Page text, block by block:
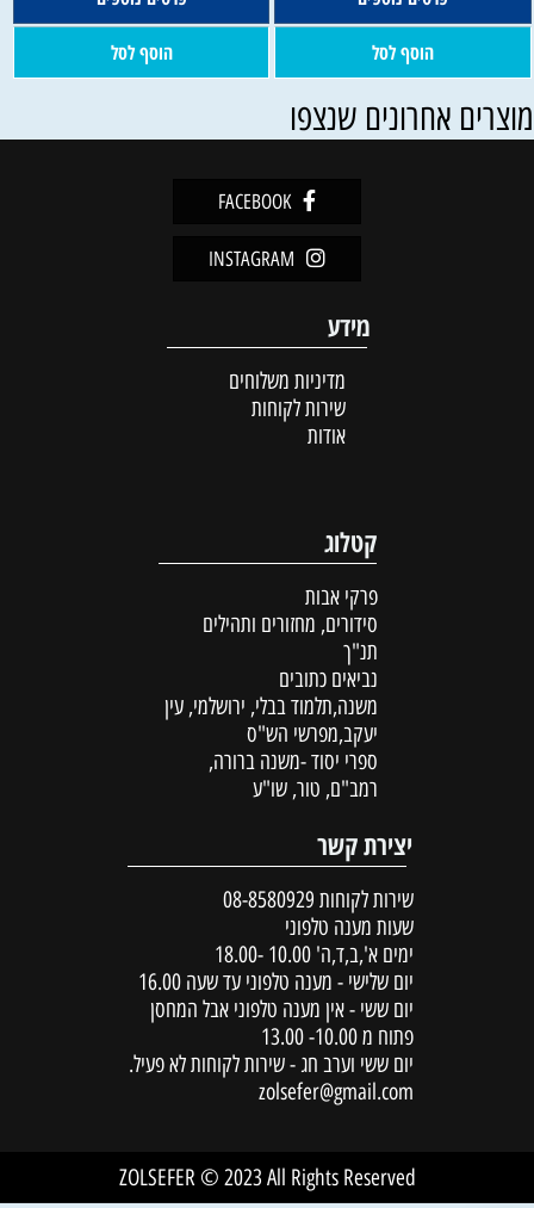
הוסף לסל הוסף לסל
אחרונים שנצפו
FACEBOOK
INSTAGRAM
מידע
מדיניות משלוחים
שירות לקוחות
אודות
קטלוג
פרקי אבות
סידורים, מחזורים ותהילים
תנ"ך
נביאים כתובים
משנה,תלמוד בבלי, ירושלמי, עין
יעקב,מפרשי הש"ס
ספרי יסוד -משנה ברורה,
רמב"ם, טור, שו"ע
יצירת קשר
שירות לקוחות 08-8580929
שעות מענה טלפוני
ימים א',ב,ד,ה' 10.00 -18.00
יום שלישי - מענה טלפוני עד שעה 16.00
יום ששי - אין מענה טלפוני אבל המחסן
פתוח מ 10.00- 13.00
יום ששי וערב חג - שירות לקוחות לא פעיל.
zolsefer@gmail.com
ZOLSEFER © 2023 All Rights Reserved